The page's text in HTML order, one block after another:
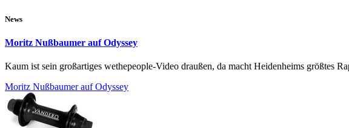
News
Moritz Nußbaumer auf Odyssey
Kaum ist sein großartiges wethepeople-Video draußen, da macht Heidenheims größtes
Moritz Nußbaumer auf Odyssey